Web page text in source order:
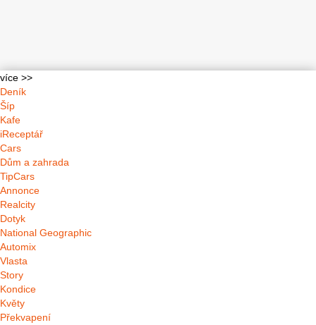
více >>
Deník
Šíp
Kafe
iReceptář
Cars
Dům a zahrada
TipCars
Annonce
Realcity
Dotyk
National Geographic
Automix
Vlasta
Story
Kondice
Květy
Překvapení